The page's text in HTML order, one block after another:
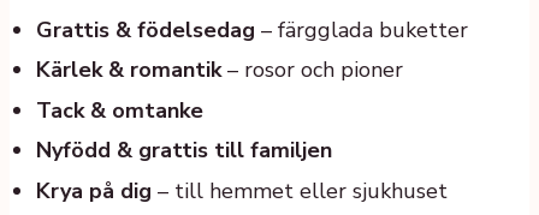
Grattis & födelsedag – färgglada buketter
Kärlek & romantik– rosor och pioner
Tack & omtanke
Nyfödd & grattis till familjen
Krya på dig – till hemmet eller sjukhuset